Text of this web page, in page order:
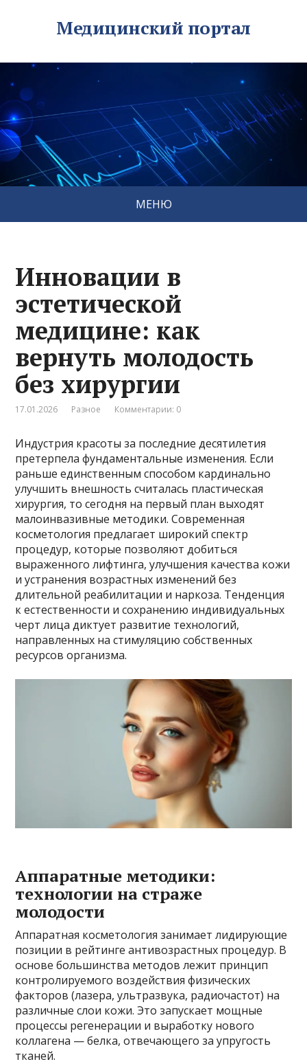
Медицинский портал
МЕНЮ
Инновации в
эстетической
медицине: как
вернуть молодость
без хирургии
17.01.2026 Разное Комментарии: 0
Индустрия красоты за последние десятилетия
претерпела фундаментальные изменения. Если
раньше единственным способом кардинально
улучшить внешность считалась пластическая
хирургия, то сегодня на первый план выходят
малоинвазивные методики. Современная
косметология предлагает широкий спектр
процедур, которые позволяют добиться
выраженного лифтинга, улучшения качества кожи
и устранения возрастных изменений без
длительной реабилитации и наркоза. Тенденция
к естественности и сохранению индивидуальных
черт лица диктует развитие технологий,
направленных на стимуляцию собственных
ресурсов организма.
Аппаратные методики:
технологии на страже
молодости
Аппаратная косметология занимает лидирующие
позиции в рейтинге антивозрастных процедур. В
основе большинства методов лежит принцип
контролируемого воздействия физических
факторов (лазера, ультразвука, радиочастот) на
различные слои кожи. Это запускает мощные
процессы регенерации и выработку нового
коллагена — белка, отвечающего за упругость
тканей.